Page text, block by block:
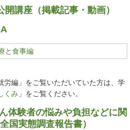
講座（掲載記事・動画）
と食事編
編」をご覧いただいていた方は、学
くみ 」をご覧ください。
体験者の悩みや負担などに関
国実態調査報告書）